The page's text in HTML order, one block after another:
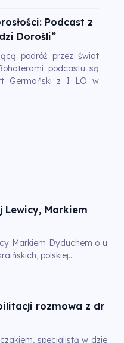
Podcast z
Dorośli”
podróż przez świat
podcastu są
Germański z I LO w
Lewicy, Markiem
Markiem Dyduchem o u
polskiej...
rozmowa z dr
specjalistą w dzie